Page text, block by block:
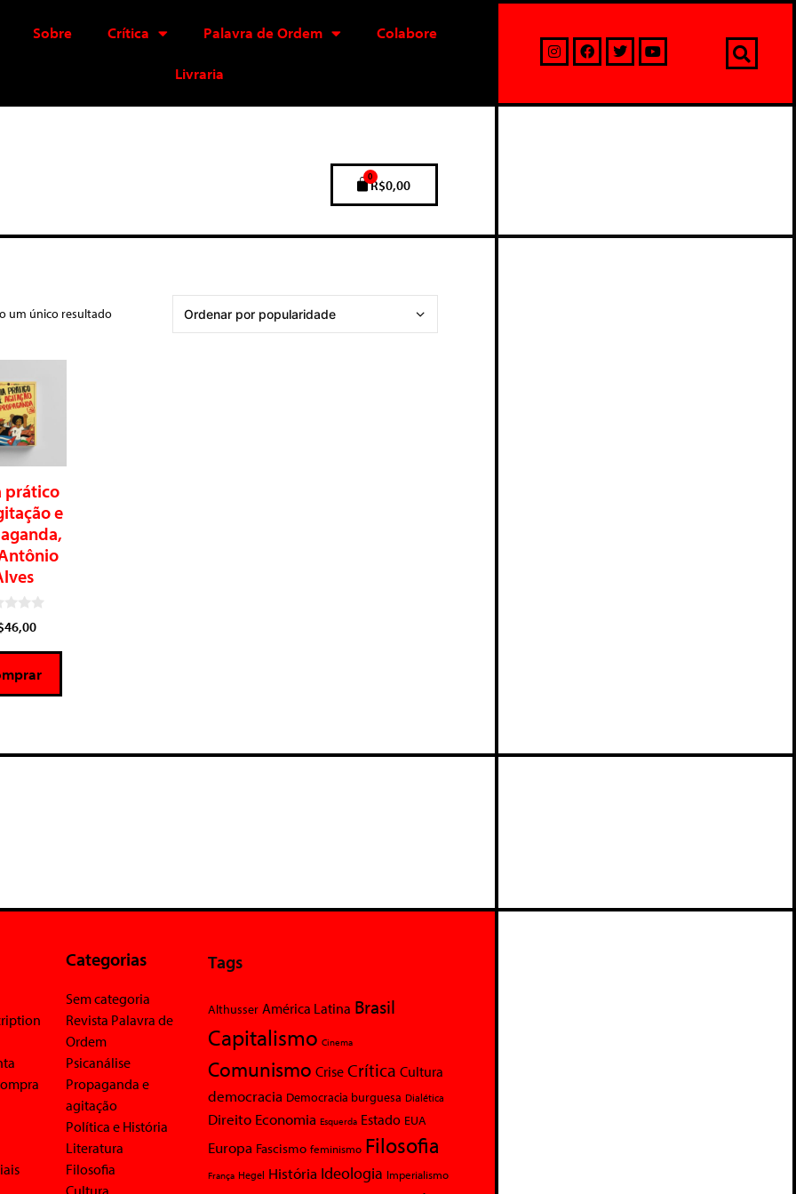
Sobre Crítica Palavra de Ordem Colabore
Livraria
R$0,00
0
um único resultado
prático
e
46,00
Categorias
Sem categoria
Revista Palavra de
Ordem
Psicanálise
Propaganda e
agitação
Política e História
Literatura
Filosofia
Tags
Althusser América Latina Brasil
Capitalismo Cinema
Comunismo Crise Crítica Cultura
democracia Democracia burguesa Dialética
Direito Economia Esquerda Estado EUA
Europa Fascismo feminismo Filosofia
França Hegel História Ideologia Imperialismo